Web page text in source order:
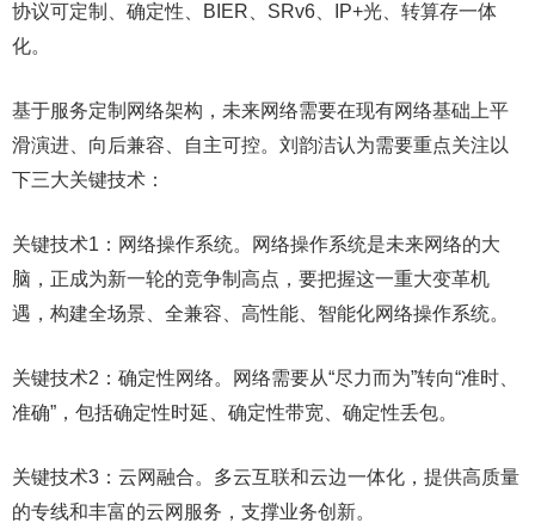
协议可定制、确定性、BIER、SRv6、IP+光、转算存一体
化。
基于服务定制网络架构，未来网络需要在现有网络基础上平
滑演进、向后兼容、自主可控。刘韵洁认为需要重点关注以
下三大关键技术：
关键技术1：网络操作系统。网络操作系统是未来网络的大
脑，正成为新一轮的竞争制高点，要把握这一重大变革机
遇，构建全场景、全兼容、高性能、智能化网络操作系统。
关键技术2：确定性网络。网络需要从“尽力而为”转向“准时、
准确”，包括确定性时延、确定性带宽、确定性丢包。
关键技术3：云网融合。多云互联和云边一体化，提供高质量
的专线和丰富的云网服务，支撑业务创新。